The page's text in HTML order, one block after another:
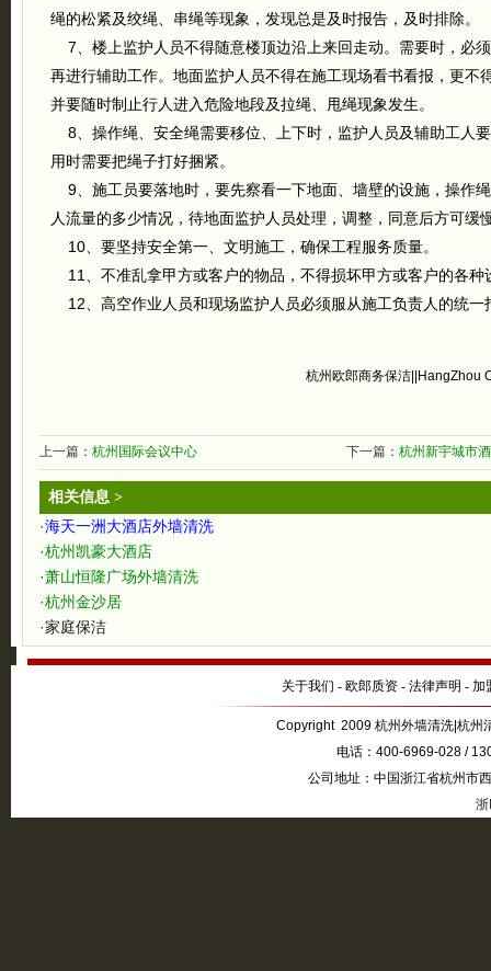
绳的松紧及绞绳、串绳等现象，发现总是及时报告，及时排除。
7、楼上监护人员不得随意楼顶边沿上来回走动。需要时，必
再进行辅助工作。地面监护人员不得在施工现场看书看报，更不
并要随时制止行人进入危险地段及拉绳、甩绳现象发生。
8、操作绳、安全绳需要移位、上下时，监护人员及辅助工人
用时需要把绳子打好捆紧。
9、施工员要落地时，要先察看一下地面、墙壁的设施，操作
人流量的多少情况，待地面监护人员处理，调整，同意后方可缓
10、要坚持安全第一、文明施工，确保工程服务质量。
11、不准乱拿甲方或客户的物品，不得损坏甲方或客户的各种
12、高空作业人员和现场监护人员必须服从施工负责人的统一
杭州欧郎商务保洁||HangZhou
上一篇： 杭州国际会议中心 下一篇： 杭州新宇城市
相关信息 >
·海天一洲大酒店外墙清洗
·杭州凯豪大酒店
·萧山恒隆广场外墙清洗
·杭州金沙居
·家庭保洁
关于我们 - 欧郎质资 - 法律声明 - 加
Copyright 2009 杭州外墙清洗|杭州
电话：400-6969-028 /
公司地址：中国浙江省杭州市